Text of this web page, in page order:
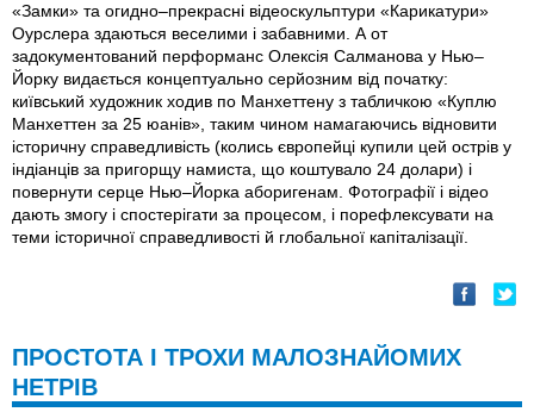
«Замки» та огидно–прекрасні відеоскульптури «Карикатури»
Оурслера здаються веселими і забавними. А от
задокументований перформанс Олексія Салманова у Нью–
Йорку видається концептуально серйозним від початку:
київський художник ходив по Манхеттену з табличкою «Куплю
Манхеттен за 25 юанів», таким чином намагаючись відновити
історичну справедливість (колись європейці купили цей острів у
індіанців за пригорщу намиста, що коштувало 24 долари) і
повернути серце Нью–Йорка аборигенам. Фотографії і відео
дають змогу і спостерігати за процесом, і порефлексувати на
теми історичної справедливості й глобальної капіталізації.
ПРОСТОТА І ТРОХИ МАЛОЗНАЙОМИХ
НЕТРІВ